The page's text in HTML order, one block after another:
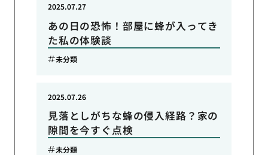
あの日の恐怖！部屋に蜂が入ってき
た私の体験談
2025.07.27
未分類
見落としがちな蜂の侵入経路？家の
隙間を今すぐ点検
2025.07.26
未分類